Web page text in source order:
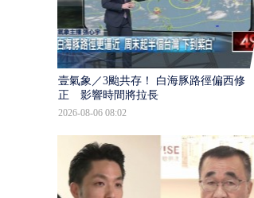
壹氣象／3颱共存！ 白海豚路徑偏西修
正 影響時間將拉長
2026-08-06 08:02